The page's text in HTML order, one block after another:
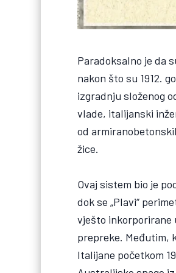
Paradoksalno je da
nakon što su 1912.
izgradnju složenog
vlade, italijanski
od
žice.
Ovaj sistem bio je
dok se „Plavi“
vješto inkorporirane
prepreke. Međutim,
Italijane početkom